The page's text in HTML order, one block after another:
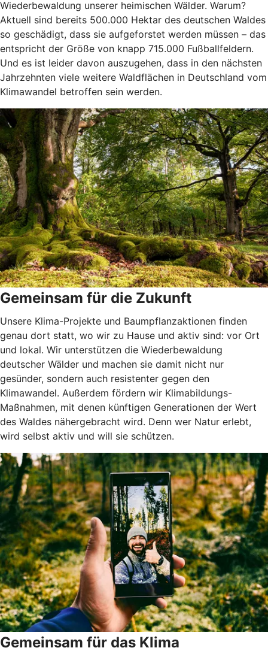
Wiederbewaldung unserer heimischen Wälder. Warum?
Aktuell sind bereits 500.000 Hektar des deutschen Waldes
so geschädigt, dass sie aufgeforstet werden müssen – das
entspricht der Größe von knapp 715.000 Fußballfeldern.
Und es ist leider davon auszugehen, dass in den nächsten
Jahrzehnten viele weitere Waldflächen in Deutschland vom
Klimawandel betroffen sein werden.
Gemeinsam für die Zukunft
Unsere Klima-Projekte und Baumpflanzaktionen finden
genau dort statt, wo wir zu Hause und aktiv sind: vor Ort
und lokal. Wir unterstützen die Wiederbewaldung
deutscher Wälder und machen sie damit nicht nur
gesünder, sondern auch resistenter gegen den
Klimawandel. Außerdem fördern wir Klimabildungs-
Maßnahmen, mit denen künftigen Generationen der Wert
des Waldes nähergebracht wird. Denn wer Natur erlebt,
wird selbst aktiv und will sie schützen.
Gemeinsam für das Klima